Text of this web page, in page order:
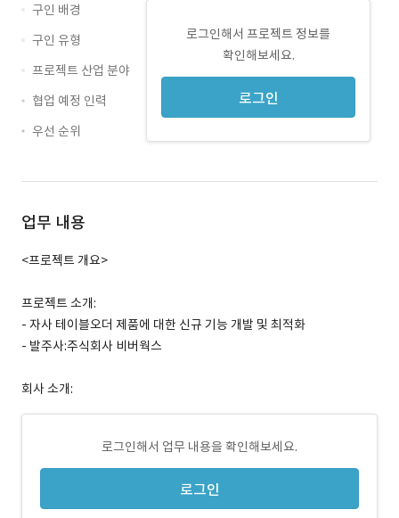
로그인해서 프로젝트 정보를
확인해보세요.
로그인
구인 배경
구인 유형
프로젝트 산업 분야
협업 예정 인력
우선 순위
업무 내용
<프로젝트 개요>
프로젝트 소개:
- 자사 테이블오더 제품에 대한 신규 기능 개발 및 최적화
- 발주사:주식회사 비버웍스
회사 소개:
로그인해서 업무 내용을 확인해보세요.
로그인